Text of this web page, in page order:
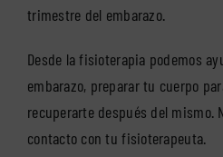
trimestre del embarazo.
Desde la fisioterapia podemos
embarazo, preparar tu cuerpo
recuperarte después del mismo.
contacto con tu fisioterapeuta.